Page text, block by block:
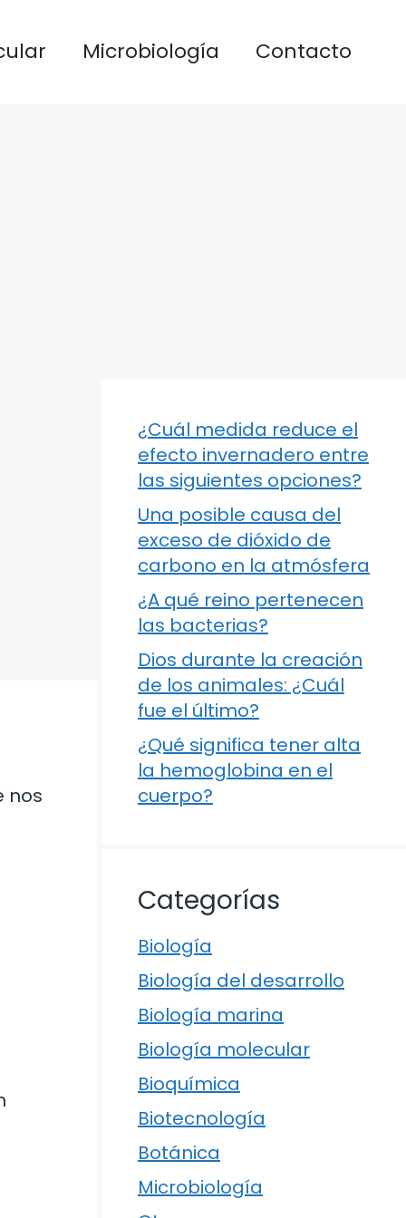
Microbiología Contacto
nos
¿Cuál medida reduce el
efecto invernadero entre
las siguientes opciones?
Una posible causa del
exceso de dióxido de
carbono en la atmósfera
¿A qué reino pertenecen
las bacterias?
Dios durante la creación
de los animales: ¿Cuál
fue el último?
¿Qué significa tener alta
la hemoglobina en el
cuerpo?
Categorías
Biología
Biología del desarrollo
Biología marina
Biología molecular
Bioquímica
Biotecnología
Botánica
Microbiología